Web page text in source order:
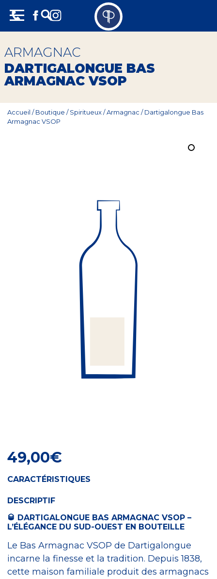
content
ARMAGNAC
DARTIGALONGUE BAS
ARMAGNAC VSOP
Accueil /Boutique /Spiritueux/Armagnac /Dartigalongue Bas
Armagnac VSOP
49,00€
CARACTÉRISTIQUES
DESCRIPTIF
🥃 DARTIGALONGUE BAS ARMAGNAC VSOP –
L’ÉLÉGANCE DU SUD-OUEST EN BOUTEILLE
Le Bas Armagnac VSOP de Dartigalongue
incarne la finesse et la tradition. Depuis 1838,
cette maison familiale produit des armagnacs
Champagne
Whisky
Rhum
Panneau de gestion des cookies